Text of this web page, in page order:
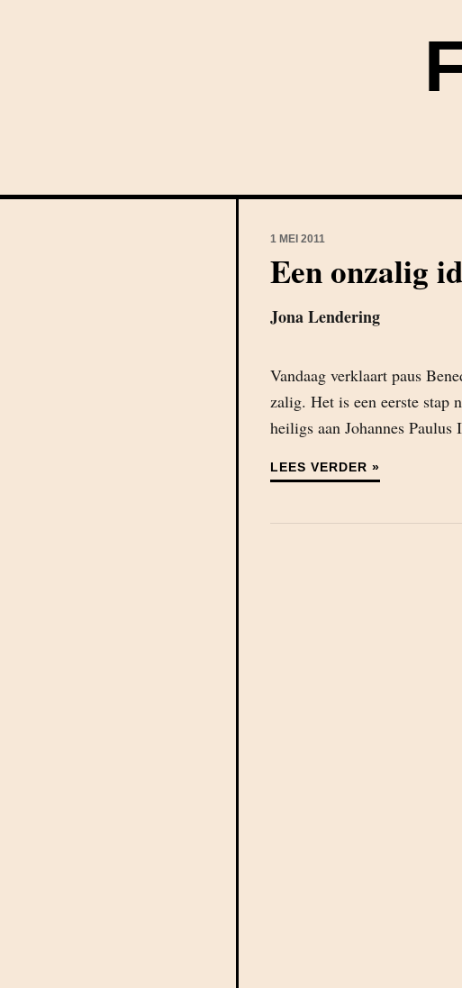
1 MEI 2011
Een onzalig
Jona Lendering
Vandaag verklaart paus
zalig. Het is een eerste stap
heiligs aan Johannes
LEES VERDER »